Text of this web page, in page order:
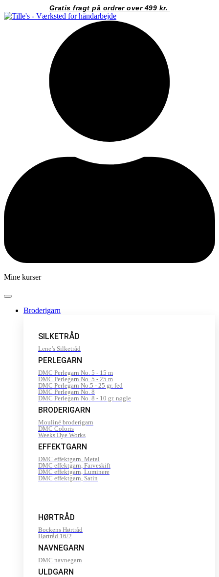
til
Gratis fragt på ordrer over 499 kr.
Mine kurser
Broderigarn
SILKETRÅD
Lene’s Silketråd
PERLEGARN
DMC Perlegarn No. 5 - 15 m
DMC Perlegarn No. 5 - 25 m
DMC Perlegarn No.5 - 25 gr. fed
DMC Perlegarn No. 8
DMC Perlegarn No. 8 - 10 gr. nøgle
BRODERIGARN
Mouliné broderigarn
DMC Coloris
Weeks Dye Works
EFFEKTGARN
DMC effektgarn, Metal
DMC effektgarn, Farveskift
DMC effektgarn, Luminere
DMC effektgarn, Satin
HØRTRÅD
Bockens Hørtråd
Hørtråd 16/2
NAVNEGARN
DMC navnegarn
ULDGARN